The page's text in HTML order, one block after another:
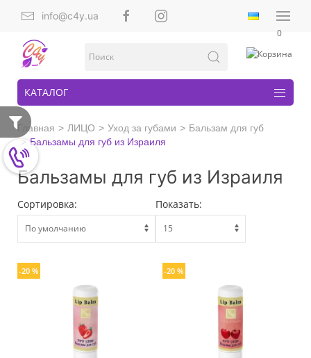
info@c4y.ua
0
КАТАЛОГ
Главная ЛИЦО Уход за губами
Бальзам для губ
Бальзамы для губ из Израиля
Бальзамы для губ из Израиля
Сортировка: Показать:
-20 % -20 %